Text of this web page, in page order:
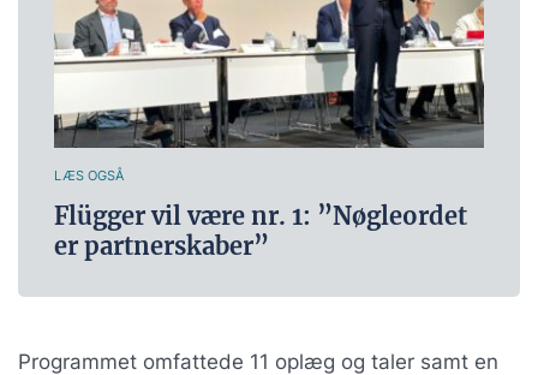
LÆS OGSÅ
Flügger vil være nr. 1: ”Nøgleordet
er partnerskaber”
Programmet omfattede 11 oplæg og taler samt en